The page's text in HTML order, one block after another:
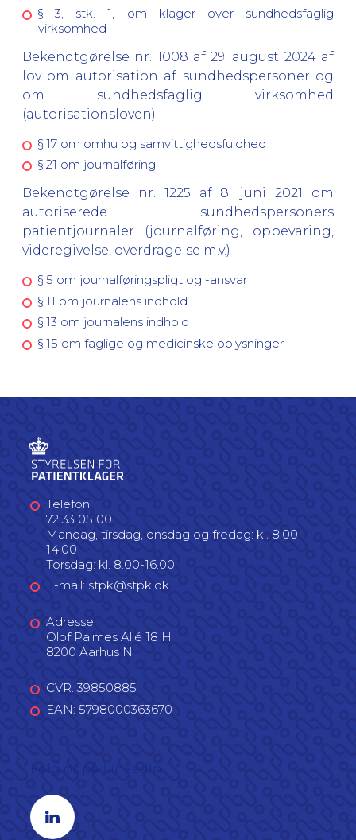
§ 3, stk. 1, om klager over sundhedsfaglig
virksomhed
Bekendtgørelse nr. 1008 af 29. august 2024 af
lov om autorisation af sundhedspersoner og
om sundhedsfaglig virksomhed
(autorisationsloven)
§ 17 om omhu og samvittighedsfuldhed
§ 21 om journalføring
Bekendtgørelse nr. 1225 af 8. juni 2021 om
autoriserede sundhedspersoners
patientjournaler (journalføring, opbevaring,
videregivelse, overdragelse m.v.)
§ 5 om journalføringspligt og -ansvar
§ 11 om journalens indhold
§ 13 om journalens indhold
§ 15 om faglige og medicinske oplysninger
Telefon
72 33 05 00
Mandag, tirsdag, onsdag og fredag: kl. 8.00 -
14.00
Torsdag: kl. 8.00-16.00
E-mail: stpk@stpk.dk
Adresse
Olof Palmes Allé 18 H
8200 Aarhus N
CVR: 39850885
EAN: 5798000363670
Linkedin profil